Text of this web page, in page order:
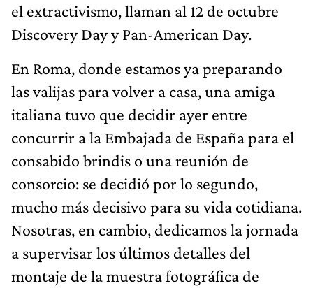
el extractivismo, llaman al 12 de octubre
Discovery Day y Pan-American Day.
En Roma, donde estamos ya preparando
las valijas para volver a casa, una amiga
italiana tuvo que decidir ayer entre
concurrir a la Embajada de España para el
consabido brindis o una reunión de
consorcio: se decidió por lo segundo,
mucho más decisivo para su vida cotidiana.
Nosotras, en cambio, dedicamos la jornada
a supervisar los últimos detalles del
montaje de la muestra fotográfica de